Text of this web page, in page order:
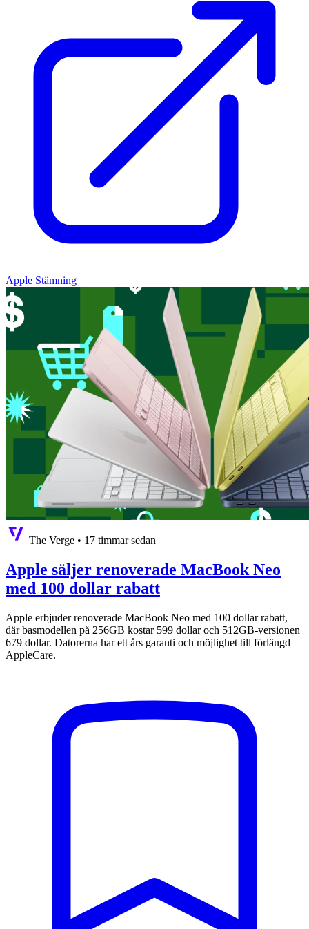
Apple Stämning
The Verge • 17 timmar sedan
Apple säljer renoverade MacBook Neo
med 100 dollar rabatt
Apple erbjuder renoverade MacBook Neo med 100 dollar rabatt,
där basmodellen på 256GB kostar 599 dollar och 512GB-versionen
679 dollar. Datorerna har ett års garanti och möjlighet till förlängd
AppleCare.